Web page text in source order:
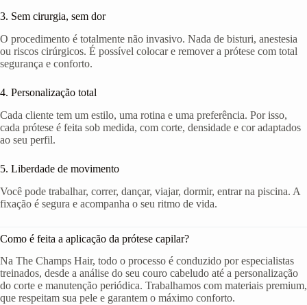
3. Sem cirurgia, sem dor
O procedimento é totalmente não invasivo. Nada de bisturi, anestesia
ou riscos cirúrgicos. É possível colocar e remover a prótese com total
segurança e conforto.
4. Personalização total
Cada cliente tem um estilo, uma rotina e uma preferência. Por isso,
cada prótese é feita sob medida, com corte, densidade e cor adaptados
ao seu perfil.
5. Liberdade de movimento
Você pode trabalhar, correr, dançar, viajar, dormir, entrar na piscina. A
fixação é segura e acompanha o seu ritmo de vida.
Como é feita a aplicação da prótese capilar?
Na The Champs Hair, todo o processo é conduzido por especialistas
treinados, desde a análise do seu couro cabeludo até a personalização
do corte e manutenção periódica. Trabalhamos com materiais premium,
que respeitam sua pele e garantem o máximo conforto.